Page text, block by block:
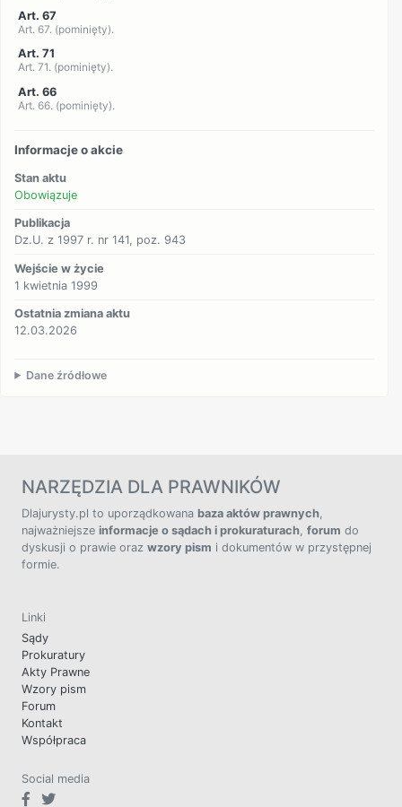
Art. 67
Art. 67. (pominięty).
Art. 71
Art. 71. (pominięty).
Art. 66
Art. 66. (pominięty).
Informacje o akcie
Stan aktu
Obowiązuje
Publikacja
Dz.U. z 1997 r. nr 141, poz. 943
Wejście w życie
1 kwietnia 1999
Ostatnia zmiana aktu
12.03.2026
Dane źródłowe
NARZĘDZIA DLA PRAWNIKÓW
Dlajurysty.pl to uporządkowana baza aktów prawnych,
najważniejsze informacje o sądach i prokuraturach, forum do
dyskusji o prawie oraz wzory pism i dokumentów w przystępnej
formie.
Linki
Sądy
Prokuratury
Akty Prawne
Wzory pism
Forum
Kontakt
Współpraca
Social media